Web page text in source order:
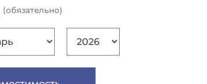
(обязательно)